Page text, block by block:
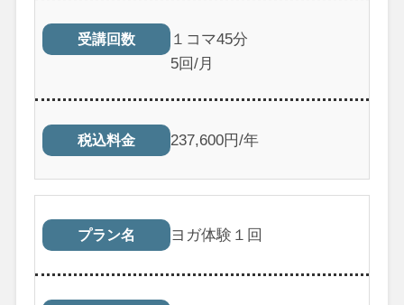
受講回数
１コマ45分
5回/月
税込料金 237,600円/年
プラン名 ヨガ体験１回